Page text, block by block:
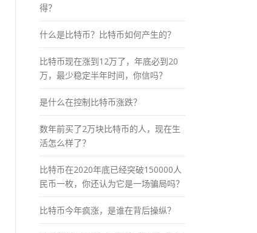
得？
什么是比特币？比特币如何产生的？
比特币现在涨到12万了，年底必到20
万，最少稳定半年时间，你信吗？
是什么在控制比特币涨跌？
数年前买了2万块比特币的人，现在生
活怎么样了？
比特币在2020年底已经突破150000人
民币一枚，你还认为它是一场骗局吗？
比特币今年疯涨，是谁在背后操纵？